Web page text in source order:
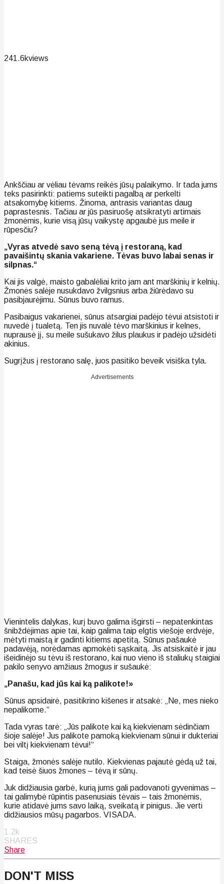
241.6kviews
Ankščiau ar vėliau tėvams reikės jūsų palaikymo. Ir tada jums
teks pasirinkti: patiems suteikti pagalbą ar perkelti
atsakomybę kitiems. Žinoma, antrasis variantas daug
paprastesnis. Tačiau ar jūs pasiruošę atsikratyti artimais
žmonėmis, kurie visą jūsų vaikystę apgaubė jus meile ir
rūpesčiu?
„Vyras atvedė savo seną tėvą į restoraną, kad
pavaišintų skania vakariene. Tėvas buvo labai senas ir
silpnas.“
Kai jis valgė, maisto gabalėliai krito jam ant marškinių ir kelnių.
Žmonės salėje nusukdavo žvilgsnius arba žiūrėdavo su
pasibjaurėjimu. Sūnus buvo ramus.
Pasibaigus vakarienei, sūnus atsargiai padėjo tėvui atsistoti ir
nuvedė į tualetą. Ten jis nuvalė tėvo marškinius ir kelnes,
nuprausė jį, su meile sušukavo žilus plaukus ir padėjo užsidėti
akinius.
Sugrįžus į restorano salę, juos pasitiko beveik visiška tyla.
Advertisements
Vienintelis dalykas, kurį buvo galima išgirsti – nepatenkintas
šnibždėjimas apie tai, kaip galima taip elgtis viešoje erdvėje,
mėtyti maistą ir gadinti kitiems apetitą. Sūnus pašaukė
padavėją, norėdamas apmokėti sąskaitą. Jis atsiskaitė ir jau
išeidinėjo su tėvu iš restorano, kai nuo vieno iš staliukų staigiai
pakilo senyvo amžiaus žmogus ir sušaukė:
„Panašu, kad jūs kai ką palikote!»
Sūnus apsidairė, pasitikrino kišenes ir atsakė: „Ne, mes nieko
nepalikome.“
Tada vyras tarė: „Jūs palikote kai ką kiekvienam sėdinčiam
šioje salėje! Jus palikote pamoką kiekvienam sūnui ir dukteriai
bei viltį kiekvienam tėvui!“
Staiga, žmonės salėje nutilo. Kiekvienas pajautė gėdą už tai,
kad teisė šiuos žmones – tėvą ir sūnų.
Juk didžiausia garbė, kurią jums gali padovanoti gyvenimas –
tai galimybė rūpintis pasenusiais tėvais – tais žmonėmis,
kurie atidavė jums savo laiką, sveikatą ir pinigus. Jie verti
didžiausios mūsų pagarbos. VISADA.
1.2k
SHARES
Share
DON'T MISS